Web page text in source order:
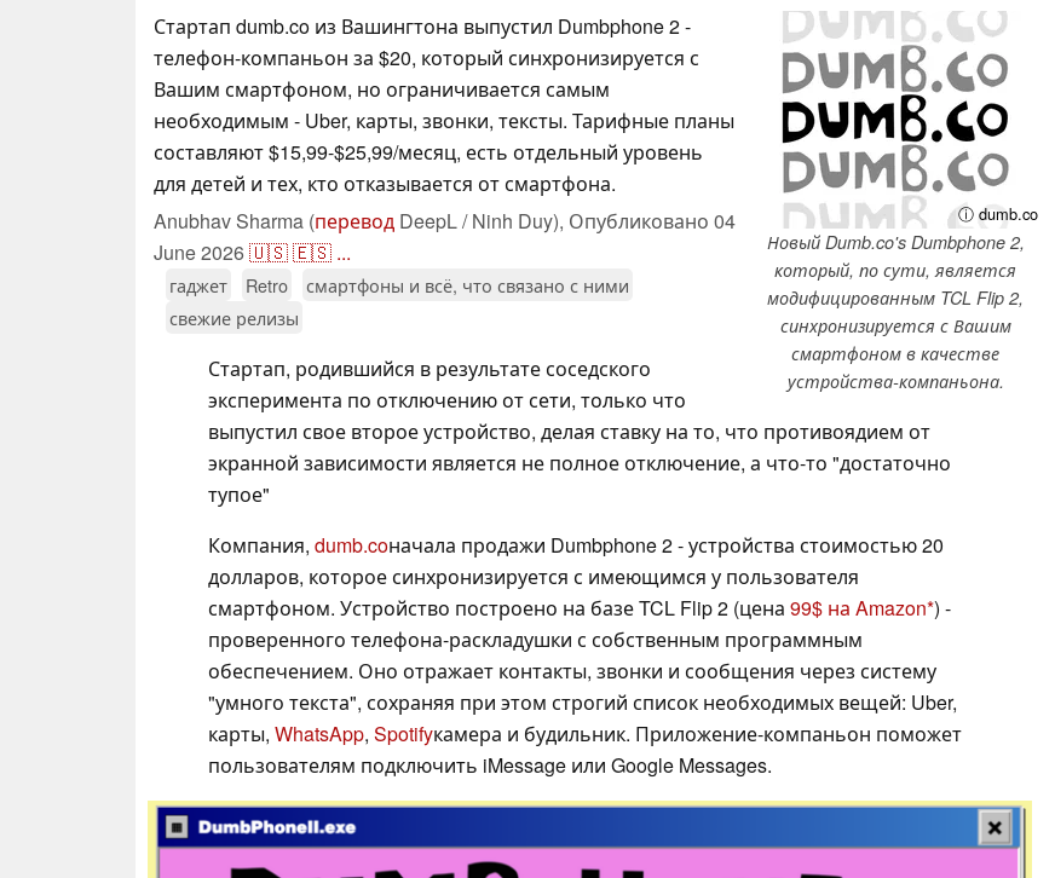
ⓘ dumb.co
Новый Dumb.co's Dumbphone 2,
который, по сути, является
модифицированным TCL Flip 2,
синхронизируется с Вашим
смартфоном в качестве
устройства-компаньона.
Стартап dumb.co из Вашингтона выпустил Dumbphone 2 -
телефон-компаньон за $20, который синхронизируется с
Вашим смартфоном, но ограничивается самым
необходимым - Uber, карты, звонки, тексты. Тарифные планы
составляют $15,99-$25,99/месяц, есть отдельный уровень
для детей и тех, кто отказывается от смартфона.
Anubhav Sharma (перевод DeepL / Ninh Duy), Опубликовано 04
June 2026🇺🇸🇪🇸 ...
гаджет Retro
смартфоны и всё, что связано с ними
свежие релизы
Стартап, родившийся в результате соседского
эксперимента по отключению от сети, только что
выпустил свое второе устройство, делая ставку на то, что противоядием от
экранной зависимости является не полное отключение, а что-то "достаточно
тупое"
Компания, dumb.coначала продажи Dumbphone 2 - устройства стоимостью 20
долларов, которое синхронизируется с имеющимся у пользователя
смартфоном. Устройство построено на базе TCL Flip 2 (цена 99$ на Amazon ) -
проверенного телефона-раскладушки с собственным программным
обеспечением. Оно отражает контакты, звонки и сообщения через систему
"умного текста", сохраняя при этом строгий список необходимых вещей: Uber,
карты, WhatsApp, Spotifyкамера и будильник. Приложение-компаньон поможет
пользователям подключить iMessage или Google Messages.